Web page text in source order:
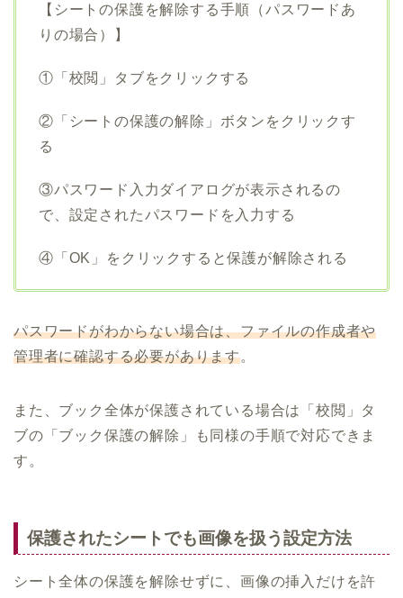
【シートの保護を解除する手順（パスワードあ
りの場合）】
①「校閲」タブをクリックする
②「シートの保護の解除」ボタンをクリックす
る
③パスワード入力ダイアログが表示されるの
で、設定されたパスワードを入力する
④「OK」をクリックすると保護が解除される
パスワードがわからない場合は、ファイルの作成者や
管理者に確認する必要があります。
また、ブック全体が保護されている場合は「校閲」タ
ブの「ブック保護の解除」も同様の手順で対応できま
す。
保護されたシートでも画像を扱う設定方法
シート全体の保護を解除せずに、画像の挿入だけを許